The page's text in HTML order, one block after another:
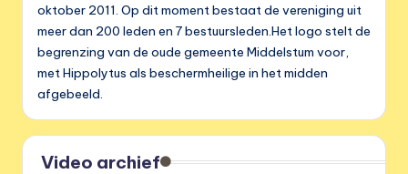
oktober 2011. Op dit moment bestaat de vereniging uit
meer dan 200 leden en 7 bestuursleden.Het logo stelt de
begrenzing van de oude gemeente Middelstum voor,
met Hippolytus als beschermheilige in het midden
afgebeeld.
Video archief